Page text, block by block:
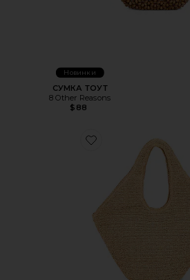
Новинки
СУМКА ТОУТ
8 Other Reasons
$88
Favorite СУМКА ТОУТ KAIA